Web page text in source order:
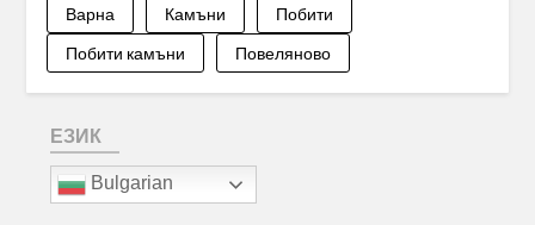
Варна Камъни
Побити
Побити камъни
Повеляново
ЕЗИК
Bulgarian